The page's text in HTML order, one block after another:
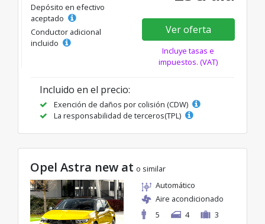
Depósito en efectivo
aceptado
Conductor adicional
incluido
Ver oferta
Incluye tasas e
impuestos. (VAT)
Incluido en el precio:
Exención de daños por colisión (CDW)
La responsabilidad de terceros(TPL)
Opel Astra new at o similar
Automático
Aire acondicionado
5
4 3